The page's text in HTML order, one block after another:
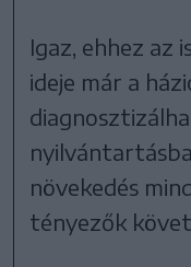
Igaz, ehhez az
ideje már a
növekedés
tényezők